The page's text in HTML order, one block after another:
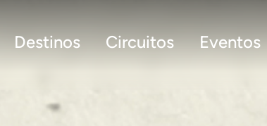
Destinos Circuitos Eventos